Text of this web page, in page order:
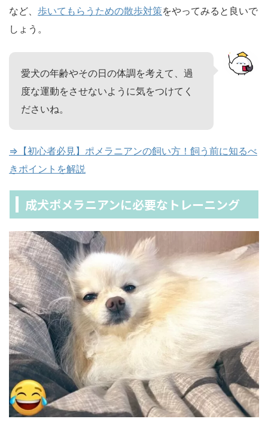
など、 歩いてもらうための散歩対策をやってみると良いで
しょう。
愛犬の年齢やその日の体調を考えて、過
度な運動をさせないように気をつけてく
ださいね。
⇒【初心者必見】ポメラニアンの飼い方！飼う前に知るべ
きポイントを解説
成犬ポメラニアンに必要なトレーニング